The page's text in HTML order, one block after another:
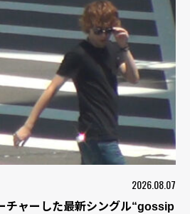
2026.08.07
チャーした最新シングル“gossip